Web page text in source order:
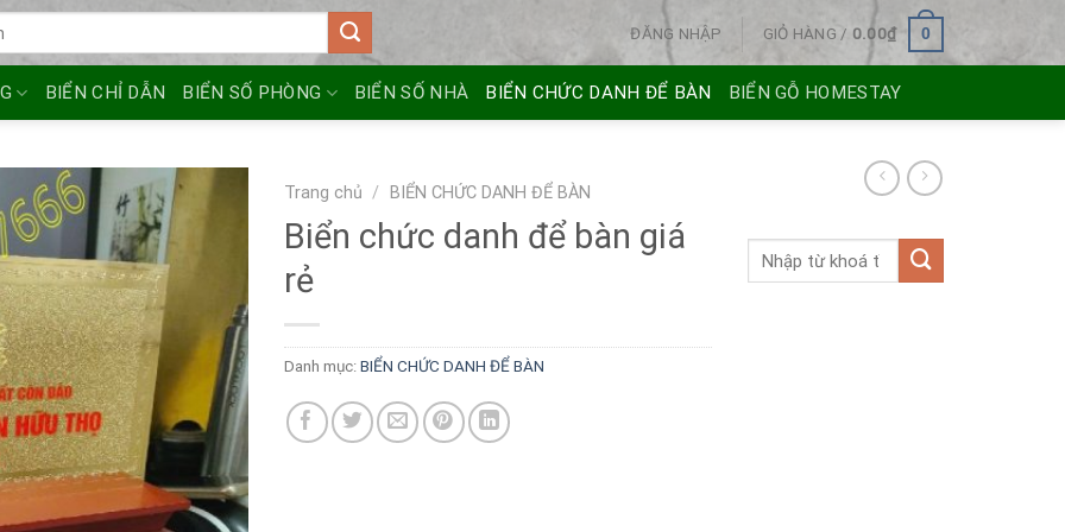
ĐĂNG NHẬP GIỎ HÀNG / 0.00₫ 0
BIỂN CHỈ DẪN BIỂN SỐ PHÒNG BIỂN SỐ NHÀ BIỂN CHỨC DANH ĐỂ BÀN BIỂN GỖ HOMESTAY
Trang chủ / BIỂN CHỨC DANH ĐỂ BÀN
Biển chức danh để bàn giá
rẻ
Danh mục:BIỂN CHỨC DANH ĐỂ BÀN